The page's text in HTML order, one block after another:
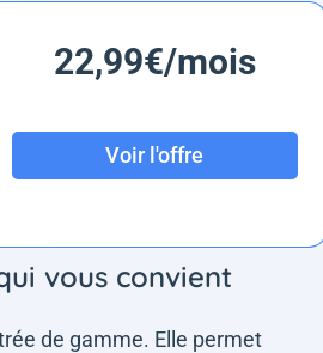
22,99€/mois
Voir l'offre
vous convient
de gamme. Elle permet